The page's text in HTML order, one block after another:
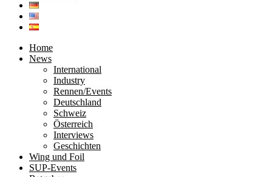
Home
News
International
Industry
Rennen/Events
Deutschland
Schweiz
Österreich
Interviews
Geschichten
Wing und Foil
SUP-Events